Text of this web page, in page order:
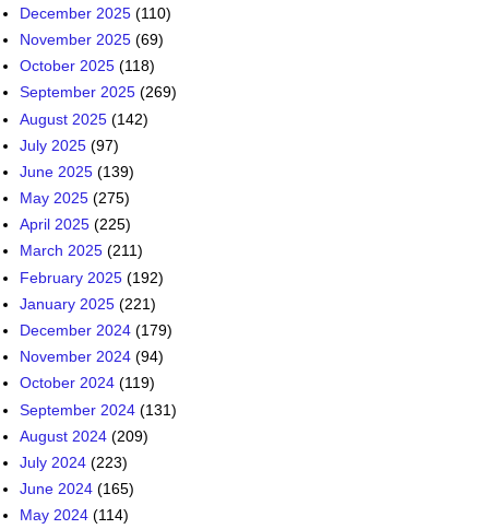
December 2025 (110)
November 2025 (69)
October 2025 (118)
September 2025 (269)
August 2025 (142)
July 2025 (97)
June 2025 (139)
May 2025 (275)
April 2025 (225)
March 2025 (211)
February 2025 (192)
January 2025 (221)
December 2024 (179)
November 2024 (94)
October 2024 (119)
September 2024 (131)
August 2024 (209)
July 2024 (223)
June 2024 (165)
May 2024 (114)